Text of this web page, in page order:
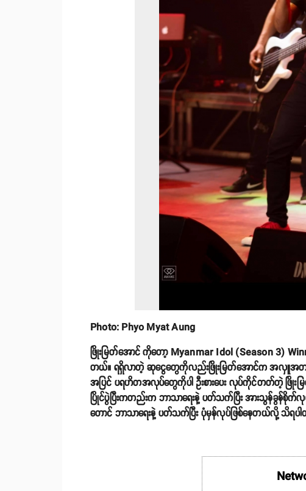
Photo: Phyo Myat Aung
ဖြိုးမြတ်အောင် ကိုတော့ Myanmar Idol (Season 3)
တယ်။ ရရှိလာတဲ့ ဆုငွေတွေကိုလည်းဖြိုးမြတ်အောင်က အလှူအ
အပြင် ပရဟိတအလုပ်တွေကိုပါ ဦးစားပေး လုပ်ကိုင်တတ်တဲ့ ဖြိုး
ပြိုင်ပွဲပြီးကတည်းက ဘာသာရေးနဲ့ ပတ်သက်ပြီး အားသွန်ခွန်စို
တောင် ဘာသာရေးနဲ့ ပတ်သက်ပြီး ပုံမှန်လုပ်ဖြစ်နေတယ်လို့ သိရပ